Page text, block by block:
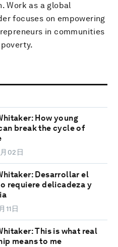
Work as a global
focuses on empowering
in communities
How young
break the cycle of
02日
Desarrollar el
requiere delicadeza y
11日
This is what real
means to me